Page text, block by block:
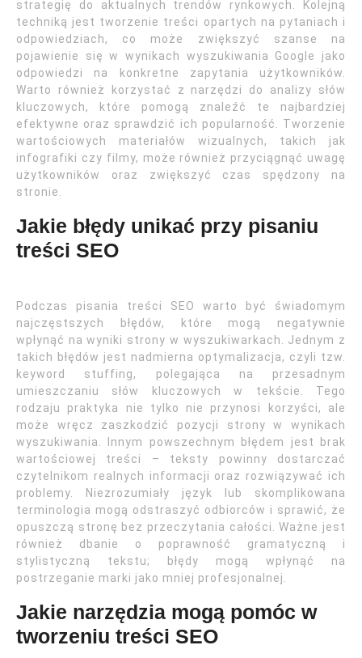
strategię do aktualnych trendów rynkowych. Kolejną
techniką jest tworzenie treści opartych na pytaniach i
odpowiedziach, co może zwiększyć szanse na
pojawienie się w wynikach wyszukiwania Google jako
odpowiedzi na konkretne zapytania użytkowników.
Warto również korzystać z narzędzi do analizy słów
kluczowych, które pomogą znaleźć te najbardziej
efektywne oraz sprawdzić ich popularność. Tworzenie
wartościowych materiałów wizualnych, takich jak
infografiki czy filmy, może również przyciągnąć uwagę
użytkowników oraz zwiększyć czas spędzony na
stronie.
Jakie błędy unikać przy pisaniu
treści SEO
Podczas pisania treści SEO warto być świadomym
najczęstszych błędów, które mogą negatywnie
wpłynąć na wyniki strony w wyszukiwarkach. Jednym z
takich błędów jest nadmierna optymalizacja, czyli tzw.
keyword stuffing, polegająca na przesadnym
umieszczaniu słów kluczowych w tekście. Tego
rodzaju praktyka nie tylko nie przynosi korzyści, ale
może wręcz zaszkodzić pozycji strony w wynikach
wyszukiwania. Innym powszechnym błędem jest brak
wartościowej treści – teksty powinny dostarczać
czytelnikom realnych informacji oraz rozwiązywać ich
problemy. Niezrozumiały język lub skomplikowana
terminologia mogą odstraszyć odbiorców i sprawić, że
opuszczą stronę bez przeczytania całości. Ważne jest
również dbanie o poprawność gramatyczną i
stylistyczną tekstu; błędy mogą wpłynąć na
postrzeganie marki jako mniej profesjonalnej.
Jakie narzędzia mogą pomóc w
tworzeniu treści SEO